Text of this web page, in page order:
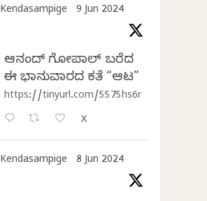
Kendasampige 9 Jun 2024
ಆನಂದ್‌ ಗೋಪಾಲ್‌ ಬರೆದ
ಈ ಭಾನುವಾರದ ಕತೆ “ಆಟ”
https://tinyurl.com/5575hs6r
X
Kendasampige 8 Jun 2024